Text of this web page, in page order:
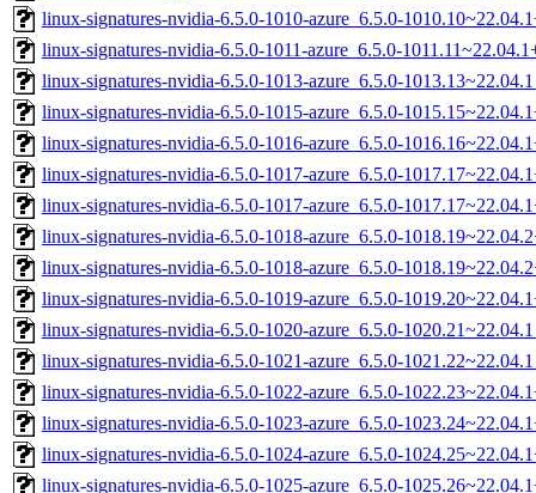
linux-signatures-nvidia-6.5.0-1010-azure_6.5.0-
linux-signatures-nvidia-6.5.0-1011-azure_6.5.0-
linux-signatures-nvidia-6.5.0-1013-azure_6.5.0-
linux-signatures-nvidia-6.5.0-1015-azure_6.5.0-
linux-signatures-nvidia-6.5.0-1016-azure_6.5.0-
linux-signatures-nvidia-6.5.0-1017-azure_6.5.0-
linux-signatures-nvidia-6.5.0-1017-azure_6.5.0-
linux-signatures-nvidia-6.5.0-1018-azure_6.5.0-
linux-signatures-nvidia-6.5.0-1018-azure_6.5.0-
linux-signatures-nvidia-6.5.0-1019-azure_6.5.0-
linux-signatures-nvidia-6.5.0-1020-azure_6.5.0-
linux-signatures-nvidia-6.5.0-1021-azure_6.5.0-
linux-signatures-nvidia-6.5.0-1022-azure_6.5.0-
linux-signatures-nvidia-6.5.0-1023-azure_6.5.0-
linux-signatures-nvidia-6.5.0-1024-azure_6.5.0-
linux-signatures-nvidia-6.5.0-1025-azure_6.5.0-